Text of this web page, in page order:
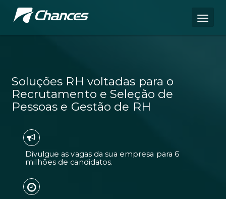
Soluções RH voltadas para o
Recrutamento e Seleção de
Pessoas e Gestão de RH